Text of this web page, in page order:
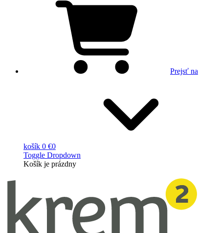
Prejsť na
košík 0 €0
Toggle Dropdown
Košík je prázdny